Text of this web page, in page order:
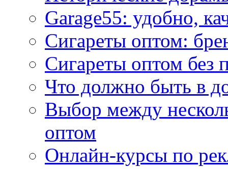
Garage55: удобно,
Сигареты оптом:
Сигареты оптом без
Что должно быть в
Выбор между
оптом
Онлайн-курсы по